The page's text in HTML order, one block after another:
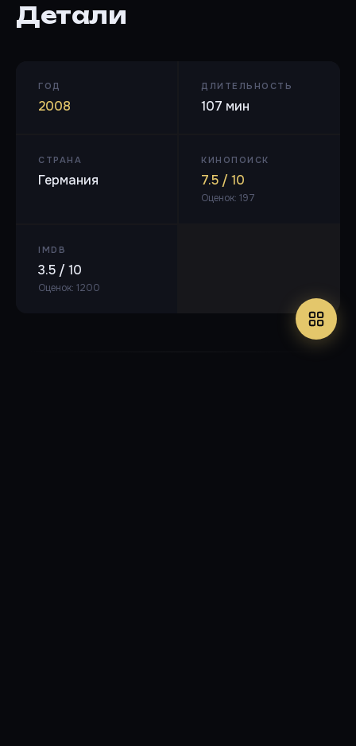
Детали
ГОД
2008
ДЛИТЕЛЬНОСТЬ
107 мин
СТРАНА
Германия
КИНОПОИСК
7.5 / 10
Оценок: 197
IMDB
3.5 / 10
Оценок: 1200